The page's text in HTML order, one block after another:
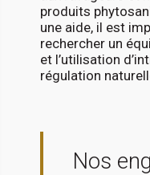
produits
une aide, il est
rechercher un
et l’utilisation
régulation
Nos